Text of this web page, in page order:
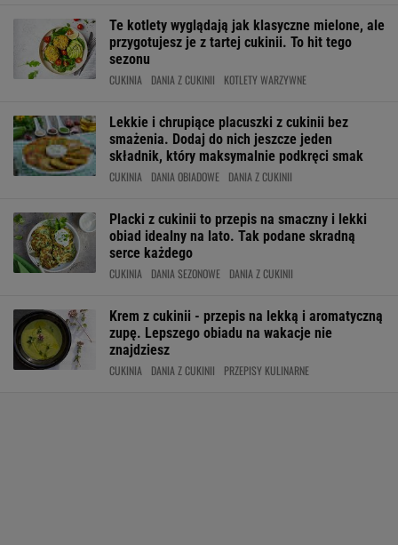
Te kotlety wyglądają jak klasyczne mielone, ale
przygotujesz je z tartej cukinii. To hit tego
sezonu
CUKINIA DANIA Z CUKINII KOTLETY WARZYWNE
Lekkie i chrupiące placuszki z cukinii bez
smażenia. Dodaj do nich jeszcze jeden
składnik, który maksymalnie podkręci smak
CUKINIA DANIA OBIADOWE DANIA Z CUKINII
Placki z cukinii to przepis na smaczny i lekki
obiad idealny na lato. Tak podane skradną
serce każdego
CUKINIA DANIA SEZONOWE DANIA Z CUKINII
Krem z cukinii - przepis na lekką i aromatyczną
zupę. Lepszego obiadu na wakacje nie
znajdziesz
CUKINIA DANIA Z CUKINII PRZEPISY KULINARNE